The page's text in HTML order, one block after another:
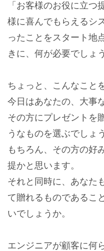
「お客様のお役に立つ
様に喜んでもらえるシ
ったことをスタート地
きに、何が必要でしょ
ちょっと、こんなこと
今日はあなたの、大事
その方にプレゼントを
うなものを選ぶでしょ
もちろん、その方の好
提かと思います。
それと同時に、あなた
て贈れるものであるこ
いでしょうか。
エンジニアが顧客に何